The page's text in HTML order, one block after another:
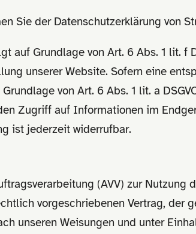
Sie der Datenschutzerklärung von
auf Grundlage von Art. 6 Abs. 1 lit.
unserer Website. Sofern eine
von Art. 6 Abs. 1 lit. a
Zugriff auf Informationen im
ist jederzeit widerrufbar.
(AVV) zur
vorgeschriebenen Vertrag, der
unseren Weisungen und unter